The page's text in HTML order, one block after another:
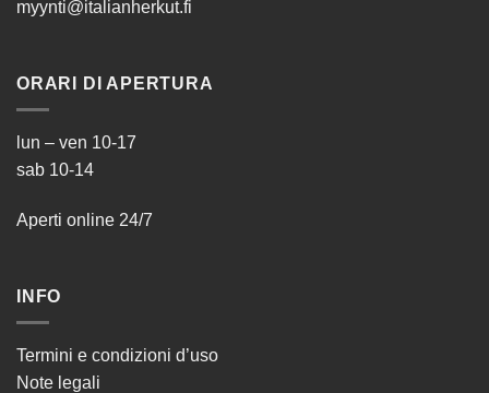
myynti@italianherkut.fi
ORARI DI APERTURA
lun – ven 10-17
sab 10-14
Aperti online 24/7
INFO
Termini e condizioni d’uso
Note legali